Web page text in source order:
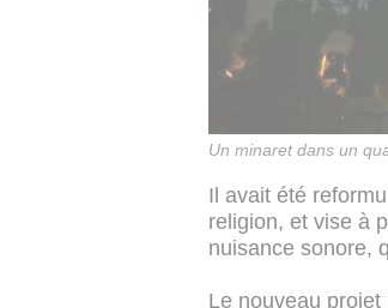
Un minaret dans un
Il avait été
religion, et vise à
nuisance sonore,
Le nouveau